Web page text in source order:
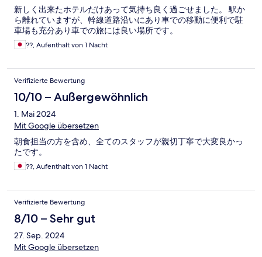
新しく出来たホテルだけあって気持ち良く過ごせました。 駅か
ら離れていますが、幹線道路沿いにあり車での移動に便利で駐
車場も充分あり車での旅には良い場所です。
??, Aufenthalt von 1 Nacht
Verifizierte Bewertung
10/10 – Außergewöhnlich
1. Mai 2024
Mit Google übersetzen
朝食担当の方を含め、全てのスタッフが親切丁寧で大変良かっ
たです。
??, Aufenthalt von 1 Nacht
Verifizierte Bewertung
8/10 – Sehr gut
27. Sep. 2024
Mit Google übersetzen